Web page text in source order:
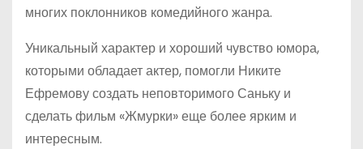
многих поклонников комедийного жанра.
Уникальный характер и хороший чувство юмора,
которыми обладает актер, помогли Никите
Ефремову создать неповторимого Саньку и
сделать фильм «Жмурки» еще более ярким и
интересным.